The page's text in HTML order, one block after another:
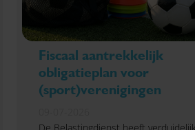
Fiscaal aantrekkelijk
obligatieplan voor
(sport)verenigingen